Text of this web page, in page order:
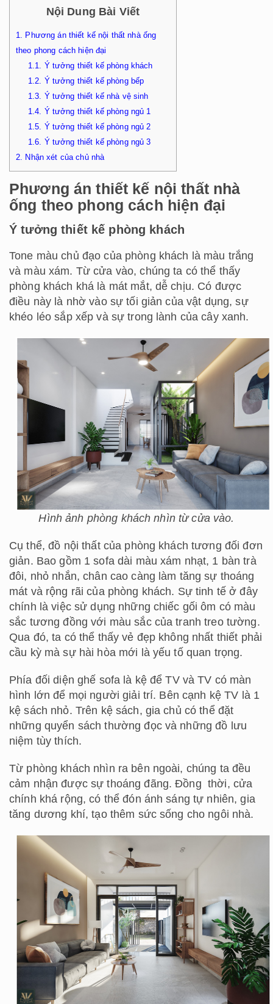
Nội Dung Bài Viết
1. Phương án thiết kế nội thất nhà ống
theo phong cách hiện đại
1.1. Ý tưởng thiết kế phòng khách
1.2. Ý tưởng thiết kế phòng bếp
1.3. Ý tưởng thiết kế nhà vệ sinh
1.4. Ý tưởng thiết kế phòng ngủ 1
1.5. Ý tưởng thiết kế phòng ngủ 2
1.6. Ý tưởng thiết kế phòng ngủ 3
2. Nhận xét của chủ nhà
Phương án thiết kế nội thất nhà
ống theo phong cách hiện đại
Ý tưởng thiết kế phòng khách
Tone màu chủ đạo của phòng khách là màu trắng
và màu xám. Từ cửa vào, chúng ta có thể thấy
phòng khách khá là mát mắt, dễ chịu. Có được
điều này là nhờ vào sự tối giản của vật dụng, sự
khéo léo sắp xếp và sự trong lành của cây xanh.
Hình ảnh phòng khách nhìn từ cửa vào.
Cụ thể, đồ nội thất của phòng khách tương đối đơn
giản. Bao gồm 1 sofa dài màu xám nhạt, 1 bàn trà
đôi, nhỏ nhắn, chân cao càng làm tăng sự thoáng
mát và rộng rãi của phòng khách. Sự tinh tế ở đây
chính là việc sử dụng những chiếc gối ôm có màu
sắc tương đồng với màu sắc của tranh treo tường.
Qua đó, ta có thể thấy vẻ đẹp không nhất thiết phải
cầu kỳ mà sự hài hòa mới là yếu tố quan trọng.
Phía đối diện ghế sofa là kệ để TV và TV có màn
hình lớn để mọi người giải trí. Bên cạnh kệ TV là 1
kệ sách nhỏ. Trên kệ sách, gia chủ có thể đặt
những quyển sách thường đọc và những đồ lưu
niệm tùy thích.
Từ phòng khách nhìn ra bên ngoài, chúng ta đều
cảm nhận được sự thoáng đãng. Đồng thời, cửa
chính khá rộng, có thể đón ánh sáng tự nhiên, gia
tăng dương khí, tạo thêm sức sống cho ngôi nhà.